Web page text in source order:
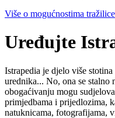
Više o mogućnostima
Uređujte
Istrapedia je djelo više
urednika... No, ona se stalno
obogaćivanju mogu
primjedbama i prijedlozima,
natuknicama, fotografijama,